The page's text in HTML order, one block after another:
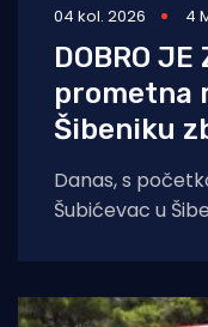
04 kol. 2026 4
DOBRO
prometna
Šibeniku
Danas, s
Šubićevac u